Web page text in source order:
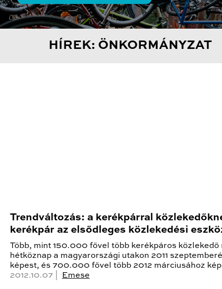
HÍREK: ÖNKORMÁNYZAT
Trendváltozás: a kerékpárral
kerékpár az elsődleges közlekedési
Több, mint 150.000 fővel több kerékpáros közlekedő
hétköznap a magyarországi utakon 2011
képest, és 700.000 fővel több 2012 márciusához
2012.10.07 |
Emese